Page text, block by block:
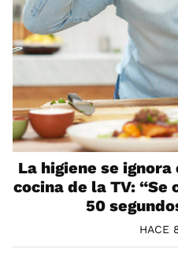
La higiene se
cocina de la TV:
50
HACE